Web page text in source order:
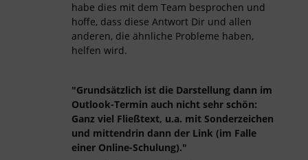
habe dies mit dem Team besprochen und
hoffe, dass diese Antwort Dir und allen
anderen, die ähnliche Probleme haben,
helfen wird.
"Grundsätzlich ist die Darstellung dann im
Outlook-Termin auch nicht sehr schön:
Ganz viel Fließtext, u.a. mit Sonderzeichen
und mittendrin dann der Link (im Falle
einer Online-Schulung)."